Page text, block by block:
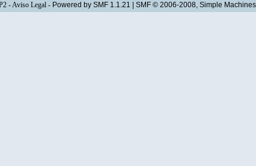
-Aviso Legal- Powered by SMF 1.1.21 SMF © 2006-2008, Simple Machines